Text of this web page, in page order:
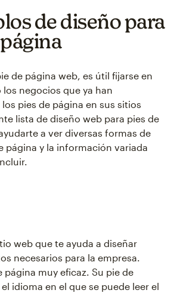
de diseño para
de página web, es útil fijarse en
los negocios que ya han
pies de página en sus sitios
lista de diseño web para pies de
a ver diversas formas de
página y la información variada
web que te ayuda a diseñar
necesarios para la empresa.
página muy eficaz. Su pie de
idioma en el que se puede leer el